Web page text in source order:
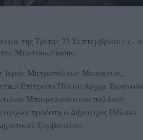
της Τρίτης 23 Σεπτεμβρίου ε.έ., ο
Μυρτιδιωτίσσης.
Ιεράς Μητροπόλεως Μεσσηνίας,
Επίτροπο Πύλου Αρχιμ. Ειρηναίο
Μπαφαλούκο και πολλούς
αρχών προέστη ο Δήμαρχος Πύλου-
Συμβουλίου.